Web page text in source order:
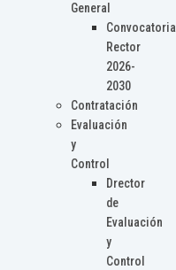
General
Convocatoria
Rector
2026-
2030
Contratación
Evaluación
y
Control
Drector
de
Evaluación
y
Control